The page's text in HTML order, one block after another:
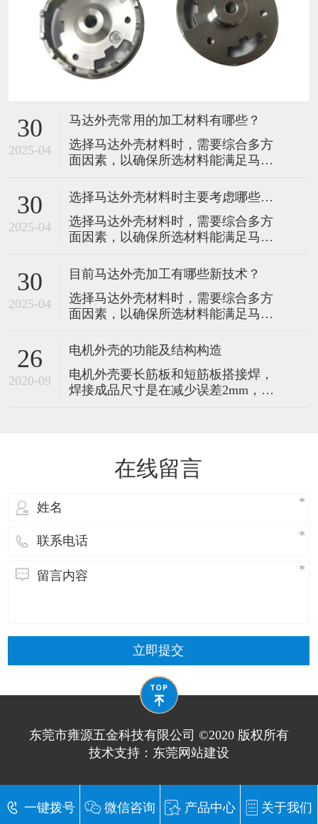
30
2025-04
马达外壳常用的加工材料有哪些？
选择马达外壳材料时，需要综合多方
面因素，以确保所选材料能满足马达
运行。以下是选择时主要考虑的因
素： 1.散热性能：马达在运行过程中
会产生热量，良好的散热性能对于维
持马达的正常工作温度至关重要。例
数，能够快速将马达内部产生的热量
30
2025-04
选择马达外壳材料时主要考虑哪些因素？
选择马达外壳材料时，需要综合多方
面因素，以确保所选材料能满足马达
运行。以下是选择时主要考虑的因
素： 1.散热性能：马达在运行过程中
会产生热量，良好的散热性能对于维
持马达的正常工作温度至关重要。例
数，能够快速将马达内部产生的热量
30
2025-04
目前马达外壳加工有哪些新技术？
选择马达外壳材料时，需要综合多方
面因素，以确保所选材料能满足马达
运行。以下是选择时主要考虑的因
素： 1.散热性能：马达在运行过程中
会产生热量，良好的散热性能对于维
持马达的正常工作温度至关重要。例
26
2020-09
电机外壳的功能及结构构造
电机外壳要长筋板和短筋板搭接焊，
焊接成品尺寸是在减少误差2mm，长
换，即电子开关代替传统的接触式变
在线留言
立即提交
东莞市雍源五金科技有限公司 ©2020 版权所有
技术支持： 东莞网站建设
一键拨号 微信咨询 产品中心 关于我们